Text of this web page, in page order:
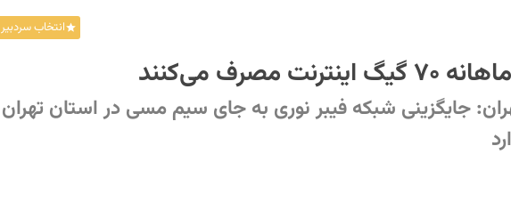
انتخاب سردبیر
می‌کنند
جایگزینی شبکه فیبر نوری به جای سیم مسی در استان تهران